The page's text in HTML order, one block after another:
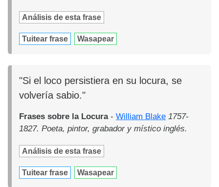
Análisis de esta frase
Tuitear frase Wasapear
"Si el loco persistiera en su locura, se
volvería sabio."
Frases sobre la Locura-William Blake 1757-
1827. Poeta, pintor, grabador y místico inglés.
Análisis de esta frase
Tuitear frase Wasapear